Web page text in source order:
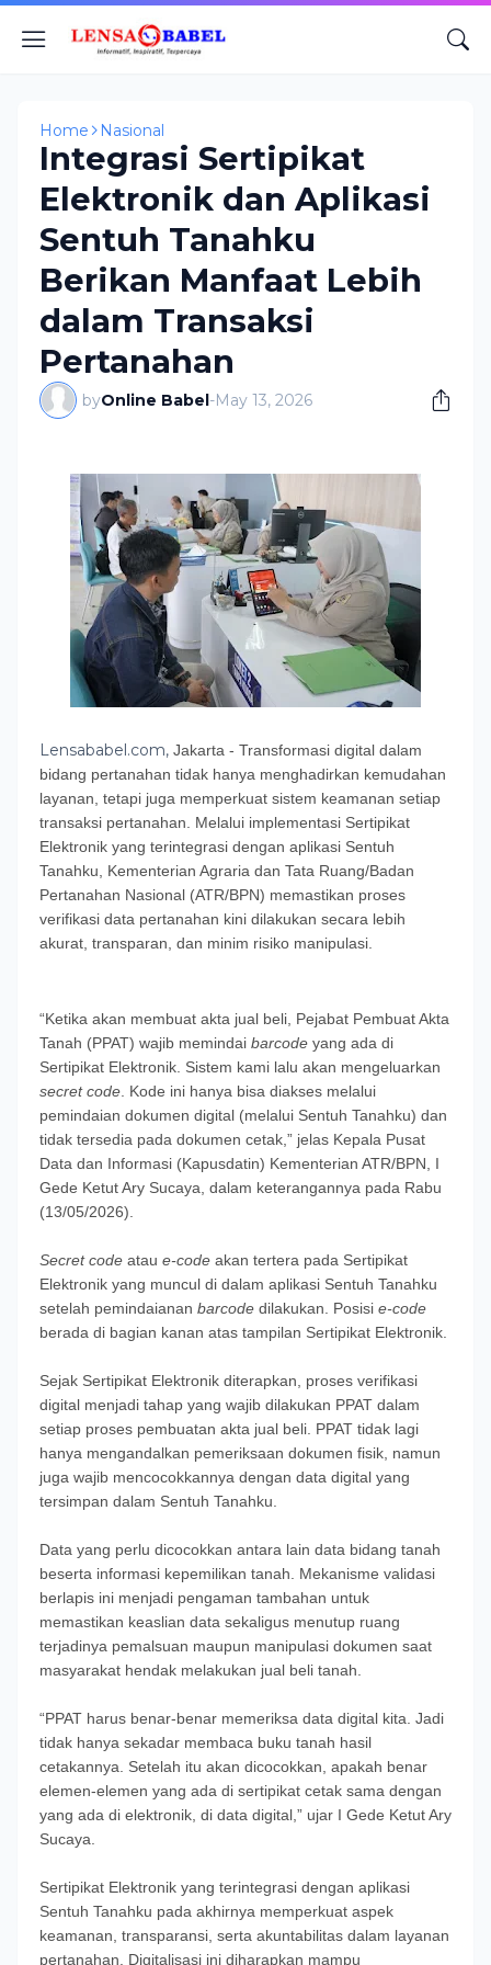
Home Nasional
Integrasi Sertipikat
Elektronik dan Aplikasi
Sentuh Tanahku
Berikan Manfaat Lebih
dalam Transaksi
Pertanahan
byOnline Babel-May 13, 2026
Lensababel.com, ​Jakarta - Transformasi digital dalam
bidang pertanahan tidak hanya menghadirkan kemudahan
layanan, tetapi juga memperkuat sistem keamanan setiap
transaksi pertanahan. Melalui implementasi Sertipikat
Elektronik yang terintegrasi dengan aplikasi Sentuh
Tanahku, Kementerian Agraria dan Tata Ruang/Badan
Pertanahan Nasional (ATR/BPN) memastikan proses
verifikasi data pertanahan kini dilakukan secara lebih
akurat, transparan, dan minim risiko manipulasi.
“Ketika akan membuat akta jual beli, Pejabat Pembuat Akta
Tanah (PPAT) wajib memindai barcode yang ada di
Sertipikat Elektronik. Sistem kami lalu akan mengeluarkan
secret code . Kode ini hanya bisa diakses melalui
pemindaian dokumen digital (melalui Sentuh Tanahku) dan
tidak tersedia pada dokumen cetak,” jelas Kepala Pusat
Data dan Informasi (Kapusdatin) Kementerian ATR/BPN, I
Gede Ketut Ary Sucaya, dalam keterangannya pada Rabu
(13/05/2026).
Secret code atau e-code akan tertera pada Sertipikat
Elektronik yang muncul di dalam aplikasi Sentuh Tanahku
setelah pemindaianan barcode dilakukan. Posisi e-code
berada di bagian kanan atas tampilan Sertipikat Elektronik.
Sejak Sertipikat Elektronik diterapkan, proses verifikasi
digital menjadi tahap yang wajib dilakukan PPAT dalam
setiap proses pembuatan akta jual beli. PPAT tidak lagi
hanya mengandalkan pemeriksaan dokumen fisik, namun
juga wajib mencocokkannya dengan data digital yang
tersimpan dalam Sentuh Tanahku.
Data yang perlu dicocokkan antara lain data bidang tanah
beserta informasi kepemilikan tanah. Mekanisme validasi
berlapis ini menjadi pengaman tambahan untuk
memastikan keaslian data sekaligus menutup ruang
terjadinya pemalsuan maupun manipulasi dokumen saat
masyarakat hendak melakukan jual beli tanah.
“PPAT harus benar-benar memeriksa data digital kita. Jadi
tidak hanya sekadar membaca buku tanah hasil
cetakannya. Setelah itu akan dicocokkan, apakah benar
elemen-elemen yang ada di sertipikat cetak sama dengan
yang ada di elektronik, di data digital,” ujar I Gede Ketut Ary
Sucaya.
Sertipikat Elektronik yang terintegrasi dengan aplikasi
Sentuh Tanahku pada akhirnya memperkuat aspek
keamanan, transparansi, serta akuntabilitas dalam layanan
pertanahan. Digitalisasi ini diharapkan mampu